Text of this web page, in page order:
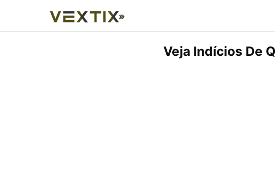
Veja Indícios De